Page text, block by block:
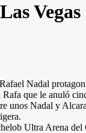
Vegas
Nadal
Rafa que le anuló
Nadal y
Ultra Arena